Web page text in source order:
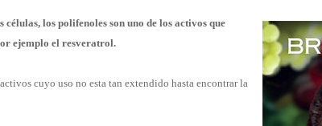
los polifenoles son uno de los activos que
ejemplo el resveratrol.
cuyo uso no esta tan extendido hasta encontrar la